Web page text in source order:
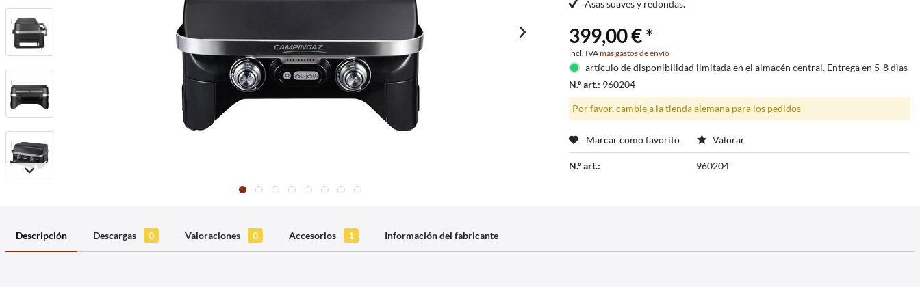
Asas suaves y redondas.
399,00 € *
incl. IVAmás gastos de envío
artículo de disponibilidad limitada en el almacén central. Entrega en 5-8 dìas
N.º art.: 960204
Por favor, cambie a la tienda alemana para los pedidos
Marcar como favorito Valorar
N.º art.: 960204
Descripción Descargas 0 Valoraciones 0 Accesorios 1 Información del fabricante